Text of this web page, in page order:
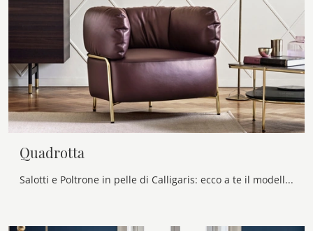
Quadrotta
Salotti e Poltrone in pelle di Calligaris: ecco a te il modello Quadrotta in pelle per valorizzare i tuoi spazi.